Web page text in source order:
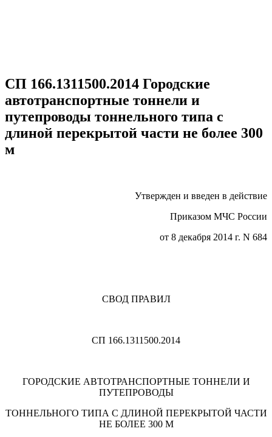
СП 166.1311500.2014 Городские
автотранспортные тоннели и
путепроводы тоннельного типа с
длиной перекрытой части не более 300
м
Утвержден и введен в действие
Приказом МЧС России
от 8 декабря 2014 г. N 684
СВОД ПРАВИЛ
СП 166.1311500.2014
ГОРОДСКИЕ АВТОТРАНСПОРТНЫЕ ТОННЕЛИ И
ПУТЕПРОВОДЫ
ТОННЕЛЬНОГО ТИПА С ДЛИНОЙ ПЕРЕКРЫТОЙ ЧАСТИ
НЕ БОЛЕЕ 300 М